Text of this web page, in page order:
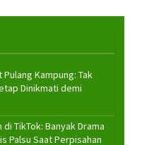
Kampung: Tak
Dinikmati demi
TikTok: Banyak Drama
Palsu Saat Perpisahan